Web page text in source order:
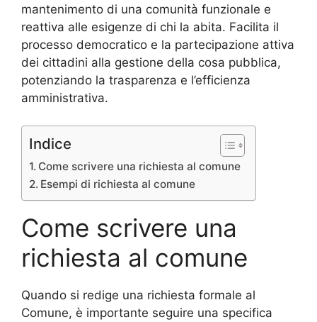
mantenimento di una comunità funzionale e
reattiva alle esigenze di chi la abita. Facilita il
processo democratico e la partecipazione attiva
dei cittadini alla gestione della cosa pubblica,
potenziando la trasparenza e l’efficienza
amministrativa.
Indice
Come scrivere una richiesta al comune
Esempi di richiesta al comune
Come scrivere una
richiesta al comune
Quando si redige una richiesta formale al
Comune, è importante seguire una specifica